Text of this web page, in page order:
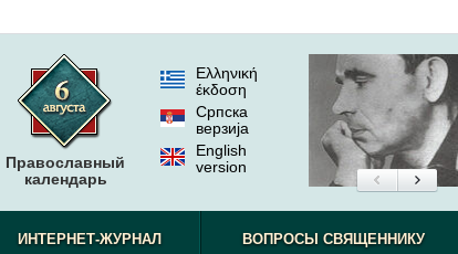
Православный
календарь
Ελληνική
έκδοση
Српска
верзиjа
English
version
ИНТЕРНЕТ-ЖУРНАЛ ВОПРОСЫ СВЯЩЕННИКУ